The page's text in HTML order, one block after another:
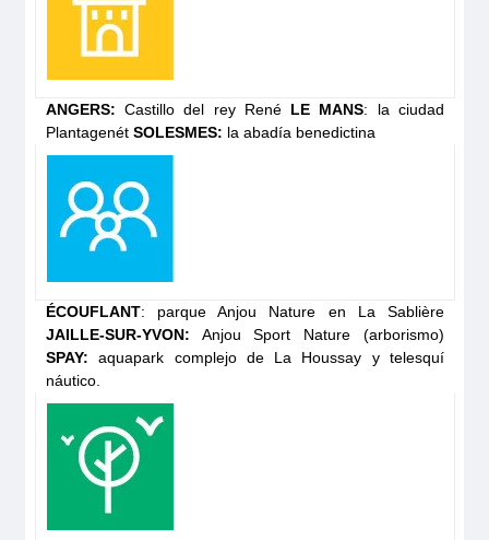
Elegance
Descubre el barco
Dancer 4 Plus
ANGERS: Castillo del rey René LE MANS: la ciudad
Plantagenét SOLESMES: la abadía benedictina
ÉCOUFLANT: parque Anjou Nature en La Sablière
JAILLE-SUR-YVON: Anjou Sport Nature (arborismo)
SPAY: aquapark complejo de La Houssay y telesquí
náutico.